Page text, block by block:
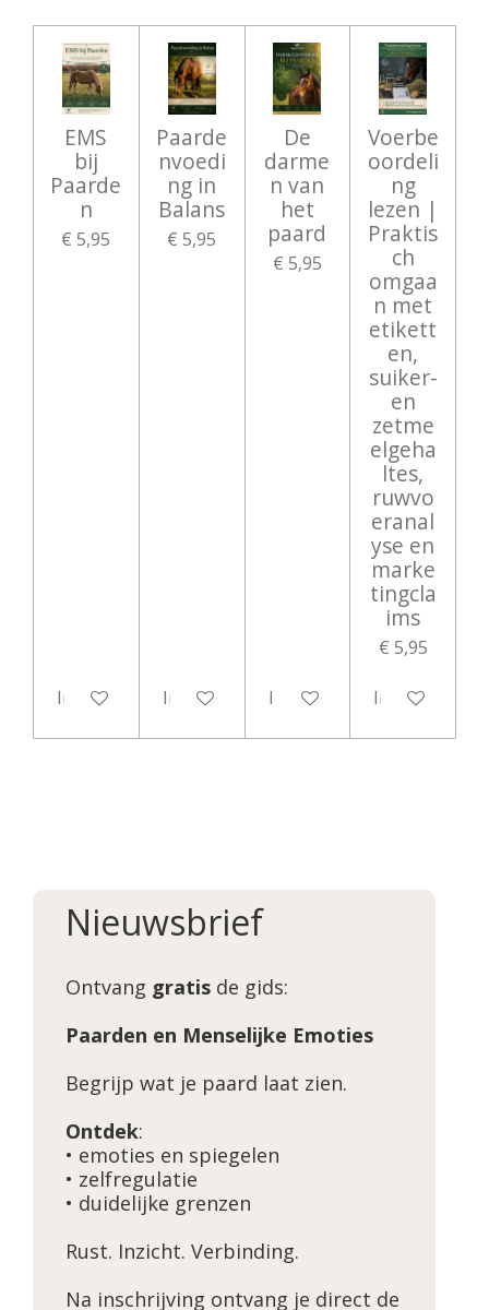
EMS
bij
Paarde
n
€ 5,95
In winkelwagen
Paarde
nvoedi
ng in
Balans
€ 5,95
In winkelwagen
De
darme
n van
het
paard
€ 5,95
In winkelwagen
Voerbe
oordeli
ng
lezen |
Praktis
ch
omgaa
n met
etikett
en,
suiker-
en
zetme
elgeha
ltes,
ruwvo
eranal
yse en
marke
tingcla
ims
€ 5,95
In
Nieuwsbrief
Ontvang gratis de gids:
Paarden en Menselijke Emoties
Begrijp wat je paard laat zien.
Ontdek:
• emoties en spiegelen
• zelfregulatie
• duidelijke grenzen
Rust. Inzicht. Verbinding.
Na inschrijving ontvang je direct de